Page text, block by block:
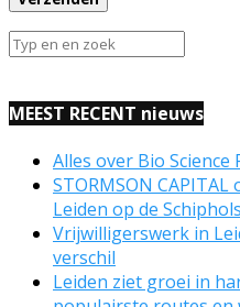
MEEST RECENT nieuws
Alles over Bio Science
STORMSON
Leiden op de
Vrijwilligerswerk in
verschil
Leiden ziet groei in